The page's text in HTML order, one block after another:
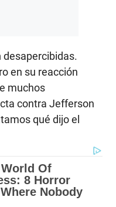
desapercibidas.
en su reacción
muchos
contra Jefferson
qué dijo el